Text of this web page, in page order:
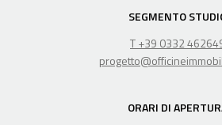
SEGMENTO
T +39 0332
ORARI DI